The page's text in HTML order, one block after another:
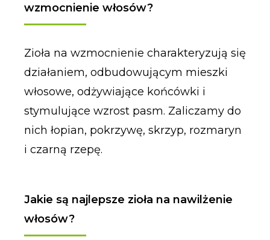
wzmocnienie włosów?
Zioła na wzmocnienie charakteryzują się
działaniem, odbudowującym mieszki
włosowe, odżywiające końcówki i
stymulujące wzrost pasm. Zaliczamy do
nich łopian, pokrzywę, skrzyp, rozmaryn
i czarną rzepę.
Jakie są najlepsze zioła na nawilżenie
włosów?